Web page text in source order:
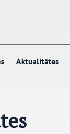
Aktualitātes